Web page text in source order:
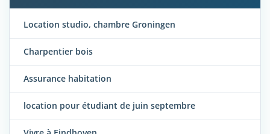
Location studio, chambre Groningen
Charpentier bois
Assurance habitation
location pour étudiant de juin septembre